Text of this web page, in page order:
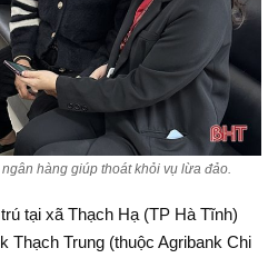
hàng giúp thoát khỏi vụ lừa đảo.
tại xã Thạch Hạ (TP Hà Tĩnh)
Thạch Trung (thuộc Agribank Chi